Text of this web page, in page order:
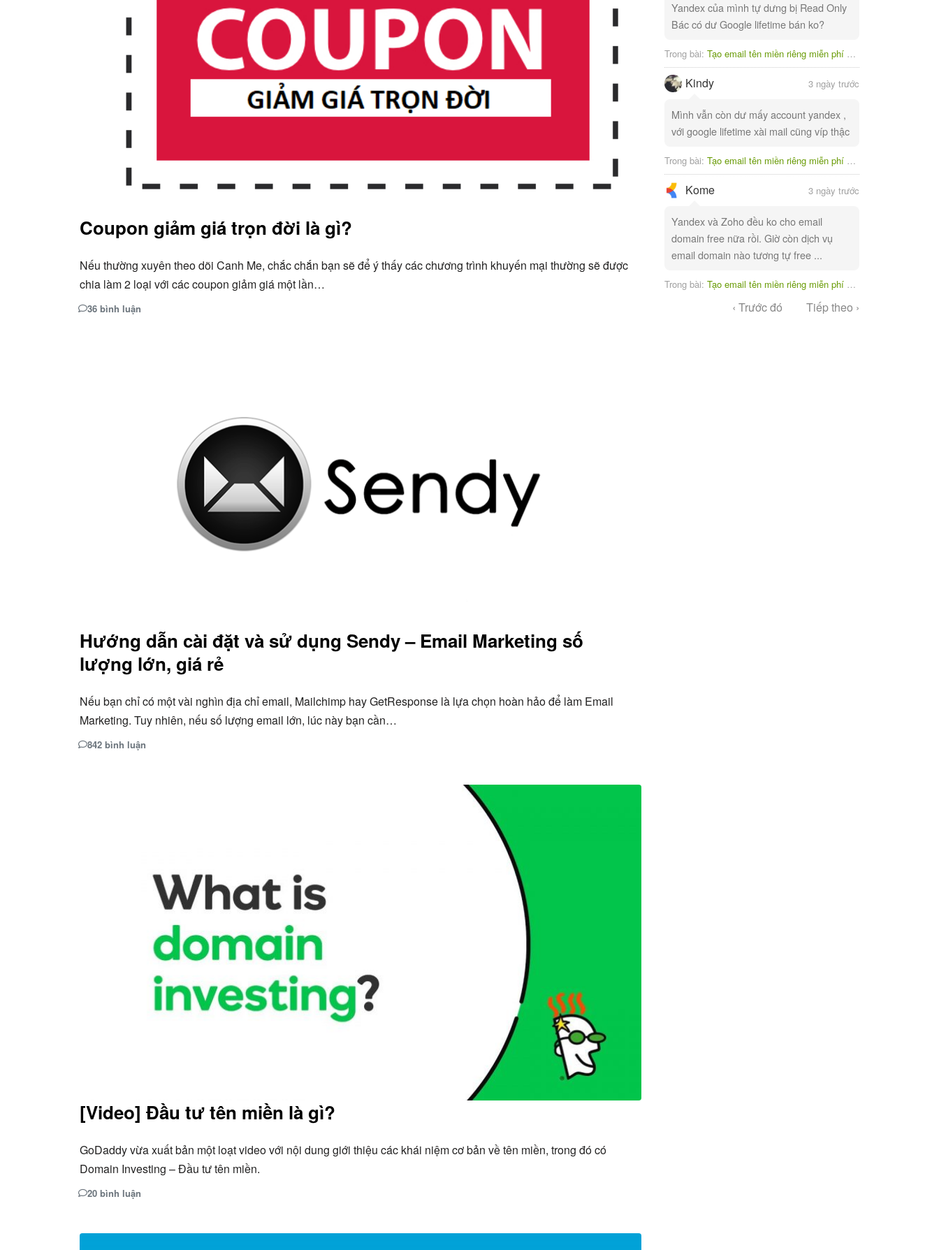
Coupon giảm giá trọn đời là gì?
Nếu thường xuyên theo dõi Canh Me, chắc chắn bạn sẽ để ý thấy các chương trình khuyến mại thường sẽ được
chia làm 2 loại với các coupon giảm giá một lần…
36 bình luận
Hướng dẫn cài đặt và sử dụng Sendy – Email Marketing số
lượng lớn, giá rẻ
Nếu bạn chỉ có một vài nghìn địa chỉ email, Mailchimp hay GetResponse là lựa chọn hoàn hảo để làm Email
Marketing. Tuy nhiên, nếu số lượng email lớn, lúc này bạn cần…
842 bình luận
[Video] Đầu tư tên miền là gì?
GoDaddy vừa xuất bản một loạt video với nội dung giới thiệu các khái niệm cơ bản về tên miền, trong đó có
Domain Investing – Đầu tư tên miền.
20 bình luận
Yandex của mình tự dưng bị Read Only
Bác có dư Google lifetime bán ko?
Trong bài: Tạo email tên miền riêng miễn phí với Yandex
Kindy 3 ngày trước
Mình vẫn còn dư mấy account yandex ,
với google lifetime xài mail cũng víp thậc
Trong bài: Tạo email tên miền riêng miễn phí với Yandex
Kome 3 ngày trước
Yandex và Zoho đều ko cho email
domain free nữa rồi. Giờ còn dịch vụ
email domain nào tương tự free ...
Trong bài: Tạo email tên miền riêng miễn phí với Yandex
‹ Trước đó Tiếp theo ›